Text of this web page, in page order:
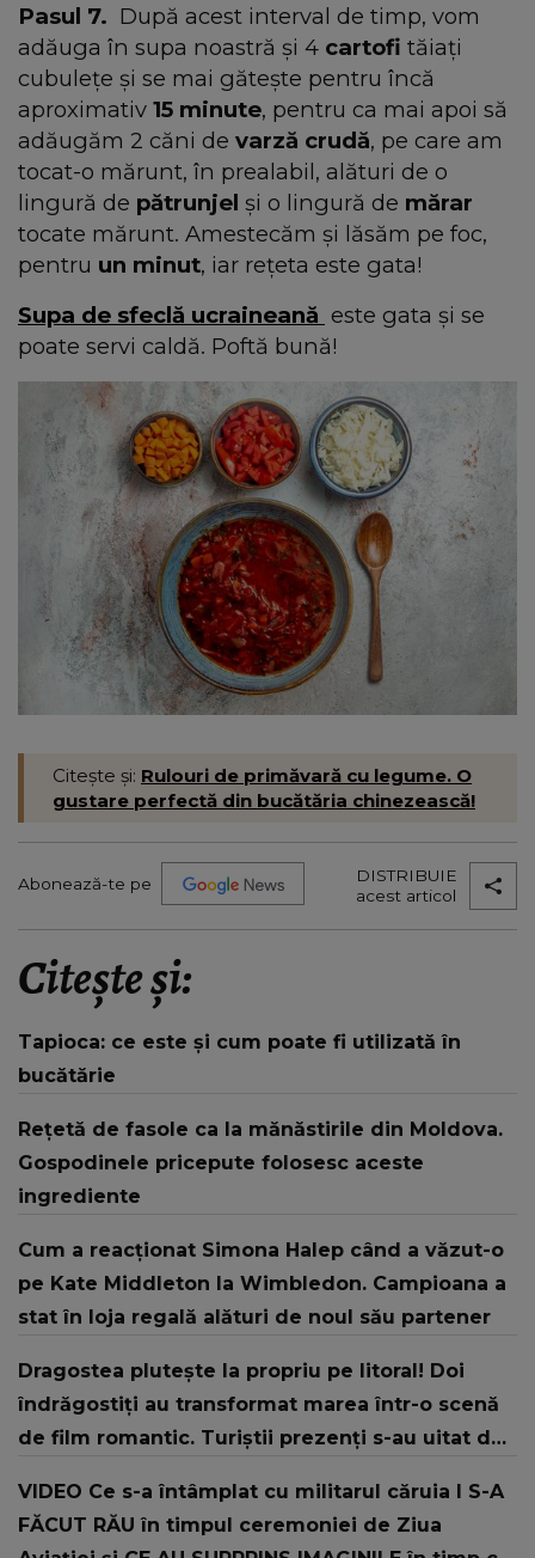
Pasul 7. După acest interval de timp, vom
adăuga în supa noastră și 4 cartofi tăiați
cubulețe și se mai gătește pentru încă
aproximativ 15 minute, pentru ca mai apoi să
adăugăm 2 căni de varză crudă, pe care am
tocat-o mărunt, în prealabil, alături de o
lingură de pătrunjel și o lingură de mărar
tocate mărunt. Amestecăm și lăsăm pe foc,
pentru un minut, iar rețeta este gata!
Supa de sfeclă ucraineană este gata și se
poate servi caldă. Poftă bună!
Citește și: Rulouri de primăvară cu legume. O
gustare perfectă din bucătăria chinezească!
Abonează-te pe
DISTRIBUIE
acest articol
Citește și:
Tapioca: ce este și cum poate fi utilizată în
bucătărie
Rețetă de fasole ca la mănăstirile din Moldova.
Gospodinele pricepute folosesc aceste
ingrediente
Cum a reacționat Simona Halep când a văzut-o
pe Kate Middleton la Wimbledon. Campioana a
stat în loja regală alături de noul său partener
Dragostea plutește la propriu pe litoral! Doi
îndrăgostiți au transformat marea într-o scenă
de film romantic. Turiștii prezenți s-au uitat de
VIDEO Ce s-a întâmplat cu militarul căruia I S-A
FĂCUT RĂU în timpul ceremoniei de Ziua